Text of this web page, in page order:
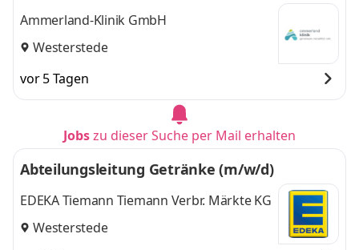
dizin
Ammerland-Klinik GmbH
Westerstede
vor 5 Tagen
Jobszu dieser Suche per Mail erhalten
Abteilungsleitung Getränke (m/w/d)
EDEKA Tiemann Tiemann Verbr. Märkte KG
Westerstede